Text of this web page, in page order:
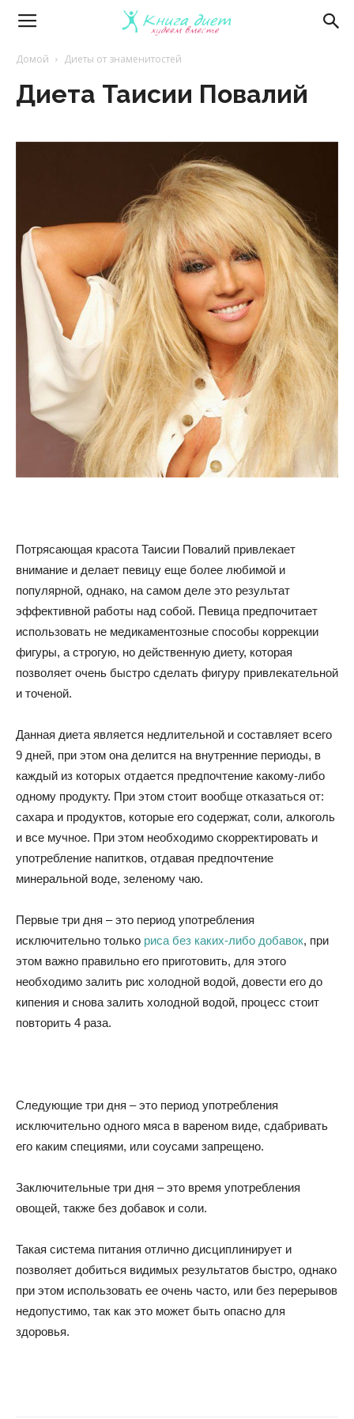
Книга
диет
эффективные
диеты
советы
для
Домой Диеты от знаменитостей
Диета Таисии Повалий
Потрясающая красота Таисии Повалий привлекает
внимание и делает певицу еще более любимой и
популярной, однако, на самом деле это результат
эффективной работы над собой. Певица предпочитает
использовать не медикаментозные способы коррекции
фигуры, а строгую, но действенную диету, которая
позволяет очень быстро сделать фигуру привлекательной
и точеной.
Данная диета является недлительной и составляет всего
9 дней, при этом она делится на внутренние периоды, в
каждый из которых отдается предпочтение какому-либо
одному продукту. При этом стоит вообще отказаться от:
сахара и продуктов, которые его содержат, соли, алкоголь
и все мучное. При этом необходимо скорректировать и
употребление напитков, отдавая предпочтение
минеральной воде, зеленому чаю.
Первые три дня – это период употребления
исключительно только риса без каких-либо добавок, при
этом важно правильно его приготовить, для этого
необходимо залить рис холодной водой, довести его до
кипения и снова залить холодной водой, процесс стоит
повторить 4 раза.
Следующие три дня – это период употребления
исключительно одного мяса в вареном виде, сдабривать
его каким специями, или соусами запрещено.
Заключительные три дня – это время употребления
овощей, также без добавок и соли.
Такая система питания отлично дисциплинирует и
позволяет добиться видимых результатов быстро, однако
при этом использовать ее очень часто, или без перерывов
недопустимо, так как это может быть опасно для
здоровья.